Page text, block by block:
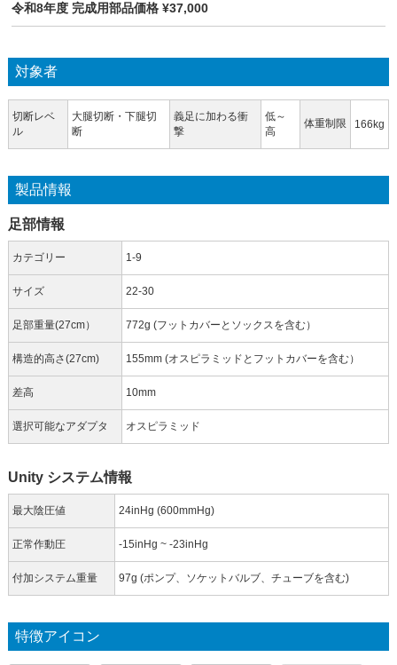
令和8年度 完成用部品価格 ¥37,000
対象者
切断レベ
ル
大腿切断・下腿切
断
義足に加わる衝
撃
低～
高
体重制限 166kg
製品情報
足部情報
カテゴリー 1-9
サイズ 22-30
足部重量(27cm） 772g (フットカバーとソックスを含む）
構造的高さ(27cm) 155mm (オスピラミッドとフットカバーを含む）
差高 10mm
選択可能なアダプタ オスピラミッド
Unity システム情報
最大陰圧値 24inHg (600mmHg)
正常作動圧 -15inHg ~ -23inHg
付加システム重量 97g (ポンプ、ソケットバルブ、チューブを含む)
特徴アイコン